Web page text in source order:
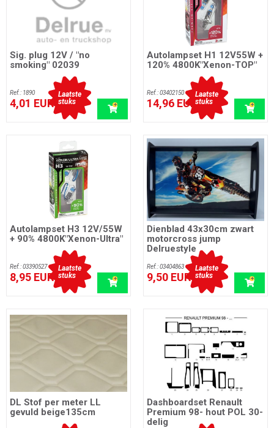
Laatste
stuks
Sig. plug 12V / "no
smoking" 02039
Ref.: 1890
4,01 EURincl. btw
Laatste
stuks
Autolampset H1 12V55W +
120% 4800K"Xenon-TOP"
Ref.: 03402150
14,96 EURincl. btw
Laatste
stuks
Autolampset H3 12V/55W
+ 90% 4800K"Xenon-Ultra"
Ref.: 03390527
8,95 EURincl. btw
Laatste
stuks
Dienblad 43x30cm zwart
motorcross jump
Delruestyle
Ref.: 03404863
9,50 EURincl. btw
DL Stof per meter LL
gevuld beige135cm
Dashboardset Renault
Premium 98- hout POL 30-
delig